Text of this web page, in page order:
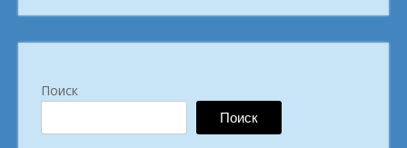
гид
Поиск
Поиск